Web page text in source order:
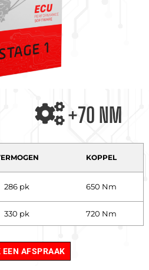
+70 NM
KOPPEL
286 pk 650 Nm
330 pk 720 Nm
EEN AFSPRAAK